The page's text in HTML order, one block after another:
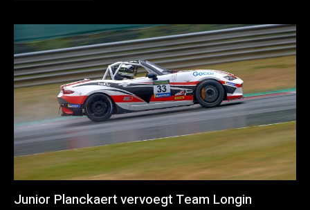
Junior Planckaert vervoegt Team Longin